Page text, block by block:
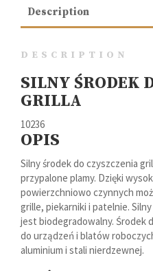
Description
DESCRIPTION
SILNY ŚRODEK
GRILLA
10236
OPIS
Silny środek do czyszczenia
przypalone plamy. Dzięki
powierzchniowo czynnych
grille, piekarniki i patelnie.
jest biodegradowalny. Środek
do urządzeń i blatów
aluminium i stali nierdzewnej.